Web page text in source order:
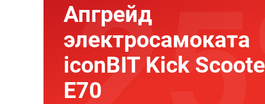
Апгрейд
электросамоката
iconBIT Kick
E70